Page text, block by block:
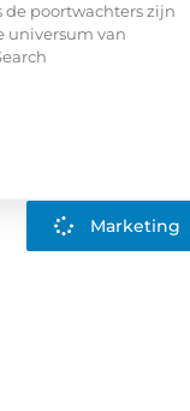
de poortwachters zijn
universum van
Marketing